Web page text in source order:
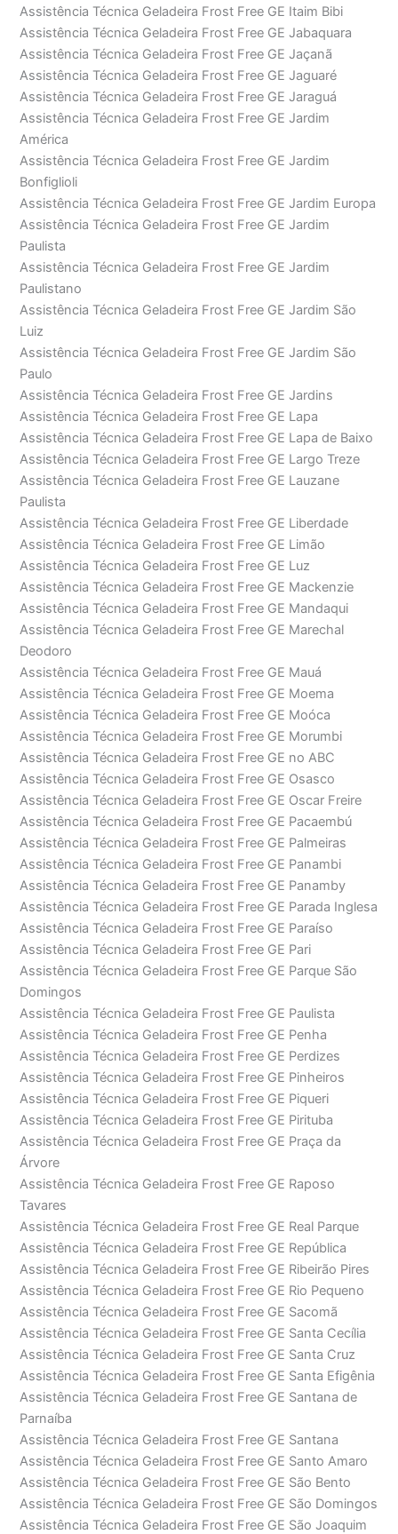
Assistência Técnica Geladeira Frost Free GE Itaim Bibi
Assistência Técnica Geladeira Frost Free GE Jabaquara
Assistência Técnica Geladeira Frost Free GE Jaçanã
Assistência Técnica Geladeira Frost Free GE Jaguaré
Assistência Técnica Geladeira Frost Free GE Jaraguá
Assistência Técnica Geladeira Frost Free GE Jardim
América
Assistência Técnica Geladeira Frost Free GE Jardim
Bonfiglioli
Assistência Técnica Geladeira Frost Free GE Jardim Europa
Assistência Técnica Geladeira Frost Free GE Jardim
Paulista
Assistência Técnica Geladeira Frost Free GE Jardim
Paulistano
Assistência Técnica Geladeira Frost Free GE Jardim São
Luiz
Assistência Técnica Geladeira Frost Free GE Jardim São
Paulo
Assistência Técnica Geladeira Frost Free GE Jardins
Assistência Técnica Geladeira Frost Free GE Lapa
Assistência Técnica Geladeira Frost Free GE Lapa de Baixo
Assistência Técnica Geladeira Frost Free GE Largo Treze
Assistência Técnica Geladeira Frost Free GE Lauzane
Paulista
Assistência Técnica Geladeira Frost Free GE Liberdade
Assistência Técnica Geladeira Frost Free GE Limão
Assistência Técnica Geladeira Frost Free GE Luz
Assistência Técnica Geladeira Frost Free GE Mackenzie
Assistência Técnica Geladeira Frost Free GE Mandaqui
Assistência Técnica Geladeira Frost Free GE Marechal
Deodoro
Assistência Técnica Geladeira Frost Free GE Mauá
Assistência Técnica Geladeira Frost Free GE Moema
Assistência Técnica Geladeira Frost Free GE Moóca
Assistência Técnica Geladeira Frost Free GE Morumbi
Assistência Técnica Geladeira Frost Free GE no ABC
Assistência Técnica Geladeira Frost Free GE Osasco
Assistência Técnica Geladeira Frost Free GE Oscar Freire
Assistência Técnica Geladeira Frost Free GE Pacaembú
Assistência Técnica Geladeira Frost Free GE Palmeiras
Assistência Técnica Geladeira Frost Free GE Panambi
Assistência Técnica Geladeira Frost Free GE Panamby
Assistência Técnica Geladeira Frost Free GE Parada Inglesa
Assistência Técnica Geladeira Frost Free GE Paraíso
Assistência Técnica Geladeira Frost Free GE Pari
Assistência Técnica Geladeira Frost Free GE Parque São
Domingos
Assistência Técnica Geladeira Frost Free GE Paulista
Assistência Técnica Geladeira Frost Free GE Penha
Assistência Técnica Geladeira Frost Free GE Perdizes
Assistência Técnica Geladeira Frost Free GE Pinheiros
Assistência Técnica Geladeira Frost Free GE Piqueri
Assistência Técnica Geladeira Frost Free GE Pirituba
Assistência Técnica Geladeira Frost Free GE Praça da
Árvore
Assistência Técnica Geladeira Frost Free GE Raposo
Tavares
Assistência Técnica Geladeira Frost Free GE Real Parque
Assistência Técnica Geladeira Frost Free GE República
Assistência Técnica Geladeira Frost Free GE Ribeirão Pires
Assistência Técnica Geladeira Frost Free GE Rio Pequeno
Assistência Técnica Geladeira Frost Free GE Sacomã
Assistência Técnica Geladeira Frost Free GE Santa Cecília
Assistência Técnica Geladeira Frost Free GE Santa Cruz
Assistência Técnica Geladeira Frost Free GE Santa Efigênia
Assistência Técnica Geladeira Frost Free GE Santana de
Parnaíba
Assistência Técnica Geladeira Frost Free GE Santana
Assistência Técnica Geladeira Frost Free GE Santo Amaro
Assistência Técnica Geladeira Frost Free GE São Bento
Assistência Técnica Geladeira Frost Free GE São Domingos
Assistência Técnica Geladeira Frost Free GE São Joaquim